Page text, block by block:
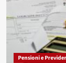
Pensioni e